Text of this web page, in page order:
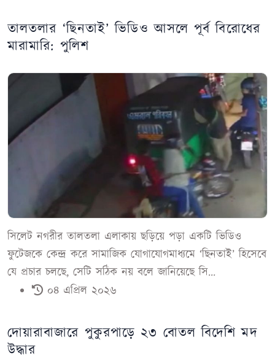
তালতলার ‘ছিনতাই’ ভিডিও আসলে পূর্ব বিরোধের
মারামারি: পুলিশ
সিলেট নগরীর তালতলা এলাকায় ছড়িয়ে পড়া একটি ভিডিও
ফুটেজকে কেন্দ্র করে সামাজিক যোগাযোগমাধ্যমে ‘ছিনতাই’ হিসেবে
যে প্রচার চলছে, সেটি সঠিক নয় বলে জানিয়েছে সি...
০৪ এপ্রিল ২০২৬
দোয়ারাবাজারে পুকুরপাড়ে ২৩ বোতল বিদেশি মদ
উদ্ধার